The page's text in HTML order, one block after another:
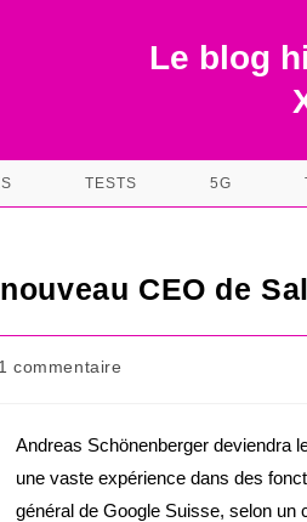
Le blog
TESTS 5G
CEO de
:
1 commentaire
Andreas Schönenberger deviendra
une vaste expérience dans des
général de Google Suisse, selon un